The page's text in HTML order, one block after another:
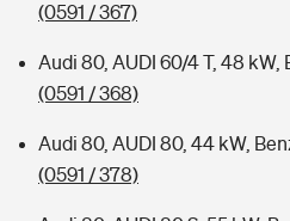
(0591 / 367)
Audi 80, AUDI 60/4 T, 48 kW,
(0591 / 368)
Audi 80, AUDI 80, 44 kW,
(0591 / 378)